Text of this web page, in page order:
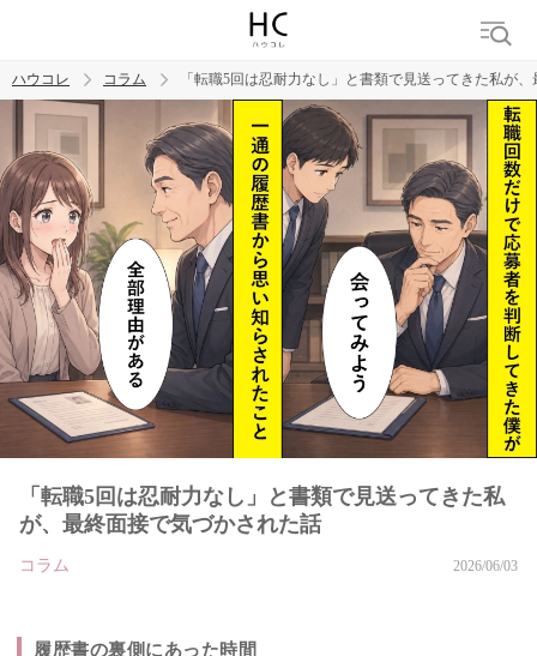
トレンド ワード
男の本音 男ウケ NG行動 彼女 イイ女 婚活
ハウコレ コラム 「転職5回は忍耐力なし」と書類で見送ってきた私が
「転職5回は忍耐力なし」と書類で見送ってきた私
が、最終面接で気づかされた話
コラム 2026/06/03
履歴書の裏側にあった時間